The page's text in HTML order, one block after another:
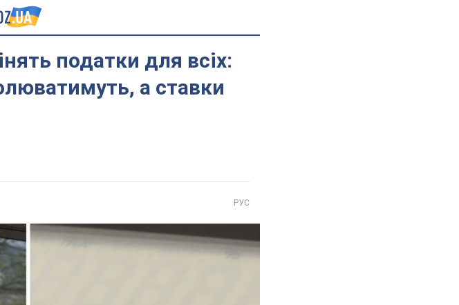
податки для всіх:
а ставки
РУС